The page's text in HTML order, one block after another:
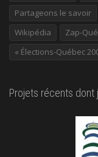
Partageons le savoir
Wikipédia
Zap-
« Élections-Québec
Projets récents dont